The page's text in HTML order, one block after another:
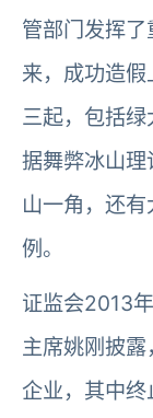
管部门发挥
来，成功造
三起，包括
据舞弊冰山
山一角，还
例。
证监会2013
主席姚刚披
企业，其中